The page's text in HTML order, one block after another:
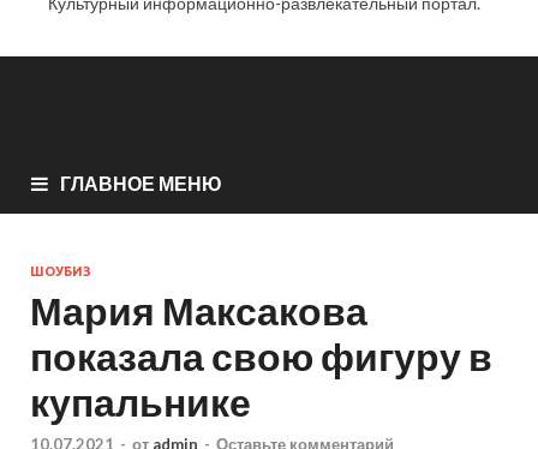
ГЛАВНОЕ МЕНЮ
ШОУБИЗ
Мария Максакова
показала свою фигуру в
купальнике
10.07.2021 - от admin - Оставьте комментарий